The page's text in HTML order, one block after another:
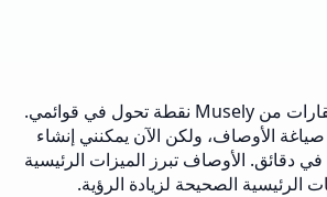
لقد كان مولد وصف العقارات من Musely نقطة تحول في قوائمي.
الأوصاف، ولكن الآن يمكنني إنشاء
دقائق. الأوصاف تبرز الميزات الرئيسية
الرئيسية الصحيحة لزيادة الرؤية.